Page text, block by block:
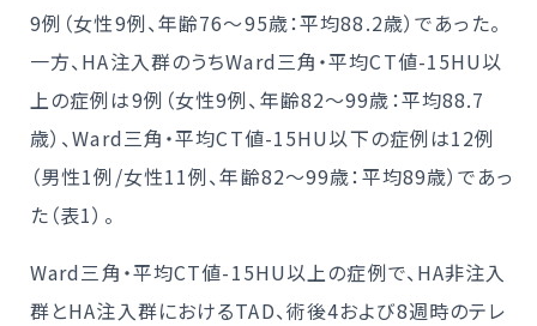
9例（女性9例、年齢76～95歳：平均88.2歳）であった。
一方、HA注入群のうちWard三角・平均CT値-15HU以
上の症例は9例（女性9例、年齢82～99歳：平均88.7
歳）、Ward三角・平均CT値-15HU以下の症例は12例
（男性1例/女性11例、年齢82～99歳：平均89歳）であっ
た（表1）。
Ward三角・平均CT値-15HU以上の症例で、HA非注入
群とHA注入群におけるTAD、術後4および8週時のテレ